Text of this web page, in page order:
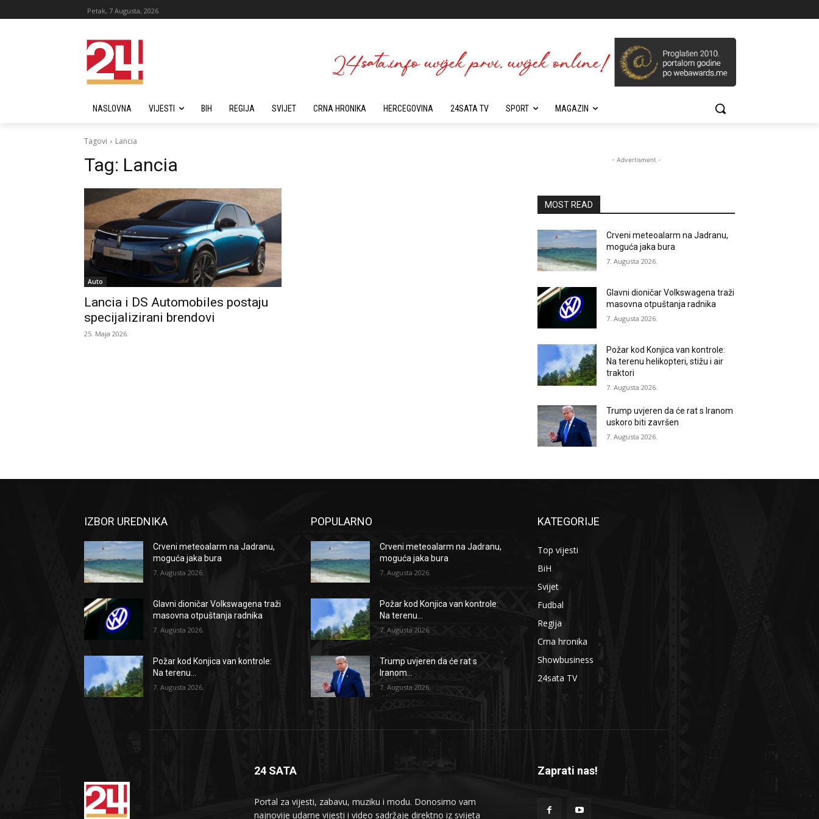
Petak, 7 Augusta, 2026
NASLOVNA VIJESTI BIH REGIJA SVIJET CRNA HRONIKA HERCEGOVINA 24SATA TV SPORT MAGAZIN
Tagovi Lancia
Tag: Lancia
Auto
Lancia i DS Automobiles postaju
specijalizirani brendovi
25. Maja 2026.
- Advertisment -
MOST READ
Crveni meteoalarm na Jadranu,
moguća jaka bura
7. Augusta 2026.
Glavni dioničar Volkswagena traži
masovna otpuštanja radnika
7. Augusta 2026.
Požar kod Konjica van kontrole:
Na terenu helikopteri, stižu i air
traktori
7. Augusta 2026.
Trump uvjeren da će rat s Iranom
uskoro biti završen
7. Augusta 2026.
IZBOR UREDNIKA
Crveni meteoalarm na Jadranu,
moguća jaka bura
7. Augusta 2026.
Glavni dioničar Volkswagena traži
masovna otpuštanja radnika
7. Augusta 2026.
Požar kod Konjica van kontrole:
Na terenu...
7. Augusta 2026.
POPULARNO
Crveni meteoalarm na Jadranu,
moguća jaka bura
7. Augusta 2026.
Požar kod Konjica van kontrole:
Na terenu...
7. Augusta 2026.
Trump uvjeren da će rat s
Iranom...
7. Augusta 2026.
KATEGORIJE
Top vijesti
BiH
Svijet
Fudbal
Regija
Crna hronika
Showbusiness
24sata TV
24 SATA
Portal za vijesti, zabavu, muziku i modu. Donosimo vam
najnovije udarne vijesti i video sadržaje direktno iz svijeta
Zaprati nas!